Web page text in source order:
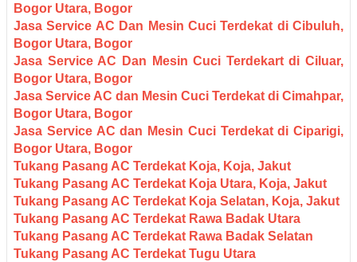
Bogor Utara, Bogor
Jasa Service AC Dan Mesin Cuci Terdekat di Cibuluh,
Bogor Utara, Bogor
Jasa Service AC Dan Mesin Cuci Terdekart di Ciluar,
Bogor Utara, Bogor
Jasa Service AC dan Mesin Cuci Terdekat di Cimahpar,
Bogor Utara, Bogor
Jasa Service AC dan Mesin Cuci Terdekat di Ciparigi,
Bogor Utara, Bogor
Tukang Pasang AC Terdekat Koja, Koja, Jakut
Tukang Pasang AC Terdekat Koja Utara, Koja, Jakut
Tukang Pasang AC Terdekat Koja Selatan, Koja, Jakut
Tukang Pasang AC Terdekat Rawa Badak Utara
Tukang Pasang AC Terdekat Rawa Badak Selatan
Tukang Pasang AC Terdekat Tugu Utara